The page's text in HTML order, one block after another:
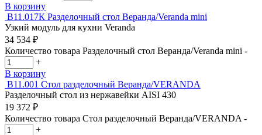
В корзину
В11.017К Разделочный стол Веранда/Veranda mini
Узкий модуль для кухни Veranda
34 534 ₽
Количество товара Разделочный стол Веранда/Veranda mini -
+
В корзину
В11.001 Стол разделочный Веранда/VERANDA
Разделочный стол из нержавейки AISI 430
19 372 ₽
Количество товара Стол разделочный Веранда/VERANDA -
+